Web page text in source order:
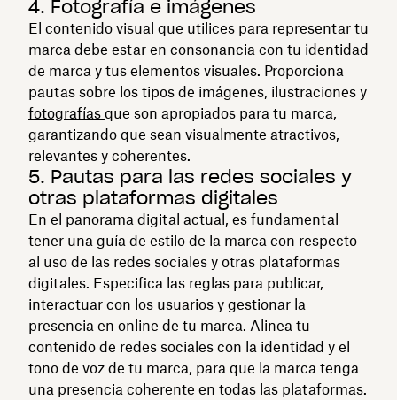
4. Fotografía e imágenes
El contenido visual que utilices para representar tu
marca debe estar en consonancia con tu identidad
de marca y tus elementos visuales. Proporciona
pautas sobre los tipos de imágenes, ilustraciones y
fotografías que son apropiados para tu marca,
garantizando que sean visualmente atractivos,
relevantes y coherentes.
5. Pautas para las redes sociales y
otras plataformas digitales
En el panorama digital actual, es fundamental
tener una guía de estilo de la marca con respecto
al uso de las redes sociales y otras plataformas
digitales. Especifica las reglas para publicar,
interactuar con los usuarios y gestionar la
presencia en online de tu marca. Alinea tu
contenido de redes sociales con la identidad y el
tono de voz de tu marca, para que la marca tenga
una presencia coherente en todas las plataformas.